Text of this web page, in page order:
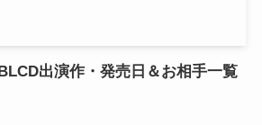
出演作・発売日＆お相手一覧